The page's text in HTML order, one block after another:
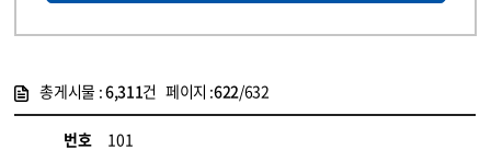
총게시물 :6,311건 페이지 :622/632
번호
101